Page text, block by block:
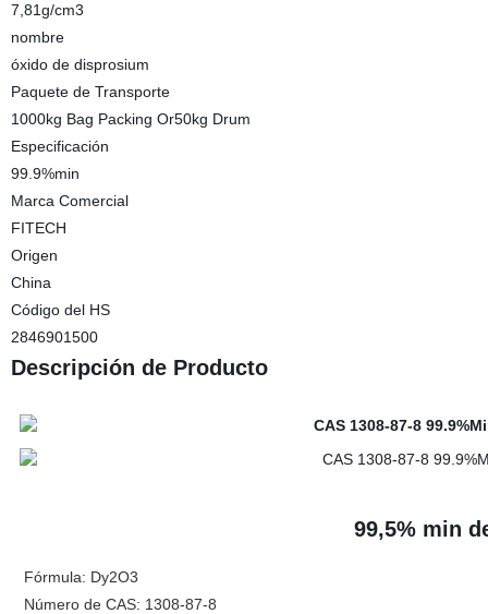
7,81g/cm3
nombre
óxido de disprosium
Paquete de Transporte
1000kg Bag Packing Or50kg Drum
Especificación
99.9%min
Marca Comercial
FITECH
Origen
China
Código del HS
2846901500
Descripción de Producto
99,5% min
Fórmula: Dy2O3
Número de CAS: 1308-87-8